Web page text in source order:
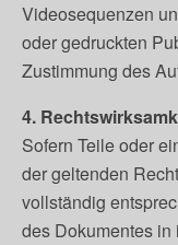
Videosequenzen
oder gedruckten
Zustimmung des
4.
Sofern Teile oder
der geltenden
vollständig
des Dokumentes